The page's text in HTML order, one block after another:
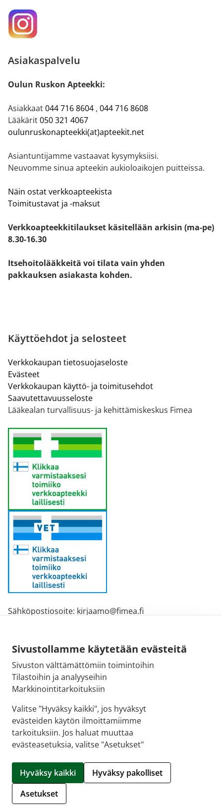
Sivustollamme käytetään evästeitä
Sivuston välttämättömiin toimintoihin
Tilastoihin ja analyyseihin
Markkinointitarkoituksiin
Valitse "Hyväksy kaikki", jos hyväksyt
evästeiden käytön ilmoittamiimme
tarkoituksiin. Jos haluat muuttaa
evästeasetuksia, valitse "Asetukset"
Hyväksy kaikki
Hyväksy pakolliset
Asetukset
Asiakaspalvelu
Oulun Ruskon Apteekki:
Asiakkaat044 716 8604 , 044 716 8608
Lääkärit050 321 4067
oulunruskonapteekki(at)apteekit.net
Asiantuntijamme vastaavat kysymyksiisi.
Neuvomme sinua apteekin aukioloaikojen puitteissa.
Näin ostat verkkoapteekista
Toimitustavat ja -maksut
Verkkoapteekkitilaukset käsitellään arkisin (ma-pe)
8.30-16.30
Itsehoitolääkkeitä voi tilata vain yhden
pakkauksen asiakasta kohden.
Käyttöehdot ja selosteet
Verkkokaupan tietosuojaseloste
Evästeet
Verkkokaupan käyttö- ja toimitusehdot
Saavutettavuusseloste
Lääkealan turvallisuus- ja kehittämiskeskus Fimea
Sähköpostiosoite: kirjaamo@fimea.fi
Hallitse evästeitä